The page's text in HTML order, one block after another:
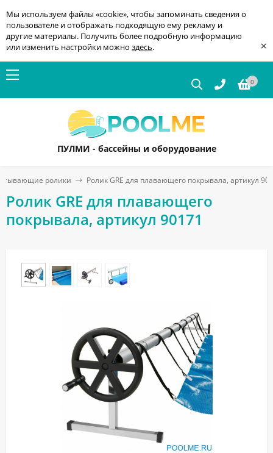
Мы используем файлы «cookie», чтобы запоминать сведения о
пользователе и отображать подходящую ему рекламу и
другие материалы. Получить более подробную информацию
или изменить настройки можно здесь. ×
0
ПУЛМИ - бассейны и оборудование
ролики Ролик GRE для плавающего покрывала, артикул
Ролик GRE для плавающего
покрывала, артикул 90171